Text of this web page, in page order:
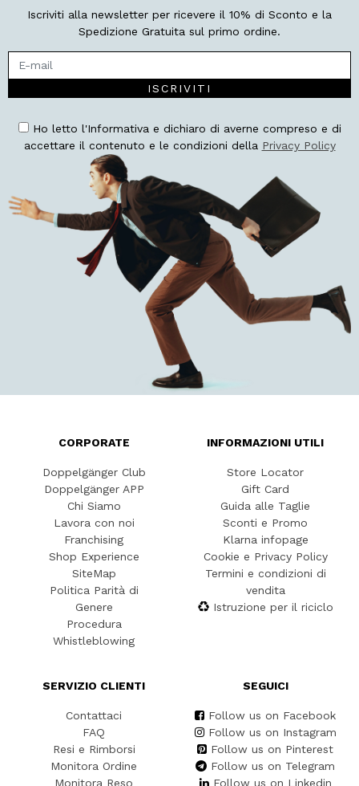
Iscriviti alla newsletter per ricevere il 10% di Sconto e la
Spedizione Gratuita sul primo ordine.
ISCRIVITI
Ho letto l'Informativa e dichiaro di averne compreso e di
accettare il contenuto e le condizioni della Privacy Policy
CORPORATE
Doppelgänger Club
Doppelgänger APP
Chi Siamo
Lavora con noi
Franchising
Shop Experience
SiteMap
Politica Parità di
Genere
Procedura
Whistleblowing
INFORMAZIONI UTILI
Store Locator
Gift Card
Guida alle Taglie
Sconti e Promo
Klarna infopage
Cookie e Privacy Policy
Termini e condizioni di
vendita
Istruzione per il riciclo
SERVIZIO CLIENTI
Contattaci
FAQ
Resi e Rimborsi
Monitora Ordine
Monitora Reso
SEGUICI
Follow us on Facebook
Follow us on Instagram
Follow us on Pinterest
Follow us on Telegram
Follow us on Linkedin